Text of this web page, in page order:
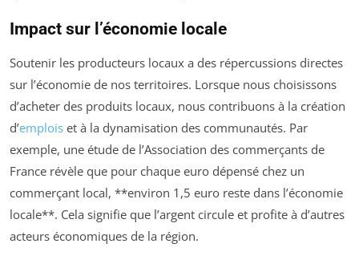
Impact sur l’économie locale
Soutenir les producteurs locaux a des répercussions directes
sur l’économie de nos territoires. Lorsque nous choisissons
d’acheter des produits locaux, nous contribuons à la création
d’emplois et à la dynamisation des communautés. Par
exemple, une étude de l’Association des commerçants de
France révèle que pour chaque euro dépensé chez un
commerçant local, **environ 1,5 euro reste dans l’économie
locale**. Cela signifie que l’argent circule et profite à d’autres
acteurs économiques de la région.